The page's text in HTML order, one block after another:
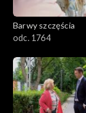
Barwy szczęścia
odc. 1764